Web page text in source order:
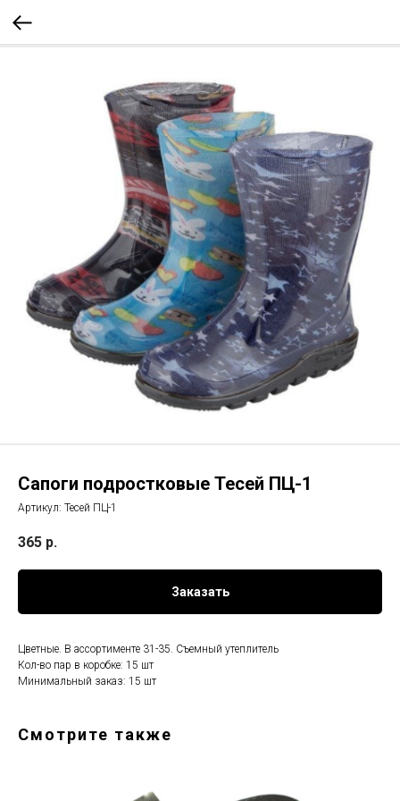
Сапоги подростковые Тесей ПЦ-1
Артикул: Тесей ПЦ-1
365 р.
Заказать
Цветные. В ассортименте 31-35. Съемный утеплитель
Кол-во пар в коробке: 15 шт
Минимальный заказ: 15 шт
Смотрите также